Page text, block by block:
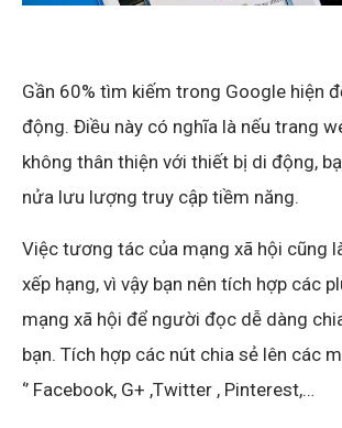
Gần 60% tìm kiếm trong Google hiện
động. Điều này có nghĩa là nếu trang
không thân thiện với thiết bị di động,
nửa lưu lượng truy cập tiềm năng.
Việc tương tác của mạng xã hội cũng
xếp hạng, vì vậy bạn nên tích hợp các
mạng xã hội để người đọc dễ dàng
bạn. Tích hợp các nút chia sẻ lên các
‘’ Facebook, G+ ,Twitter , Pinterest,…